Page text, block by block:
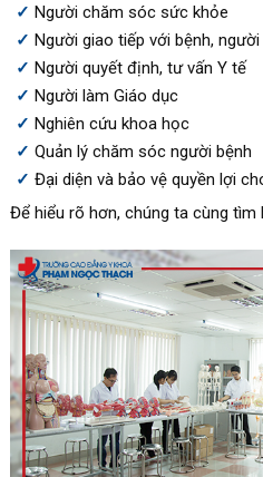
Người chăm sóc sức khỏe
Người giao tiếp với bệnh, người
Người quyết định, tư vấn Y tế
Người làm Giáo dục
Nghiên cứu khoa học
Quản lý chăm sóc người bệnh
Đại diện và bảo vệ quyền lợi
Để hiểu rõ hơn, chúng ta cùng tìm